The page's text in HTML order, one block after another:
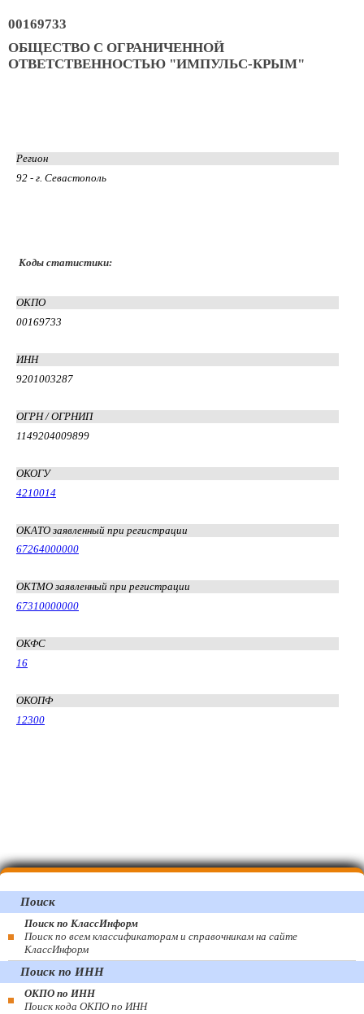
00169733
ОБЩЕСТВО С ОГРАНИЧЕННОЙ
ОТВЕТСТВЕННОСТЬЮ "ИМПУЛЬС-КРЫМ"
Регион
92 - г. Севастополь
Коды статистики:
ОКПО
00169733
ИНН
9201003287
ОГРН / ОГРНИП
1149204009899
ОКОГУ
4210014
ОКАТО заявленный при регистрации
67264000000
ОКТМО заявленный при регистрации
67310000000
ОКФС
16
ОКОПФ
12300
Поиск
Поиск по КлассИнформ
Поиск по всем классификаторам и справочникам на сайте
КлассИнформ
Поиск по ИНН
ОКПО по ИНН
Поиск кода ОКПО по ИНН